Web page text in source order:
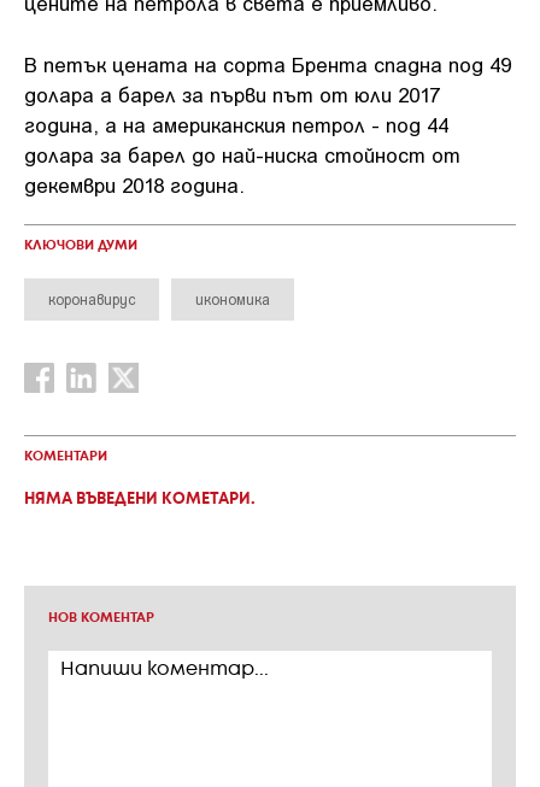
В петък цената на сорта Брента спадна под 49
долара а барел за първи път от юли 2017
година, а на американския петрол - под 44
долара за барел до най-ниска стойност от
декември 2018 година.
КЛЮЧОВИ ДУМИ
коронавирус икономика
КОМЕНТАРИ
НЯМА ВЪВЕДЕНИ КОМЕТАРИ.
НОВ КОМЕНТАР